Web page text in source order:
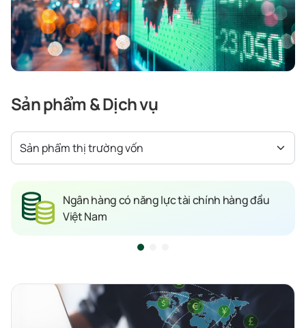
Sản phẩm & Dịch vụ
Sản phẩm thị trường vốn
Ngân hàng có năng lực tài chính hàng đầu
Việt Nam